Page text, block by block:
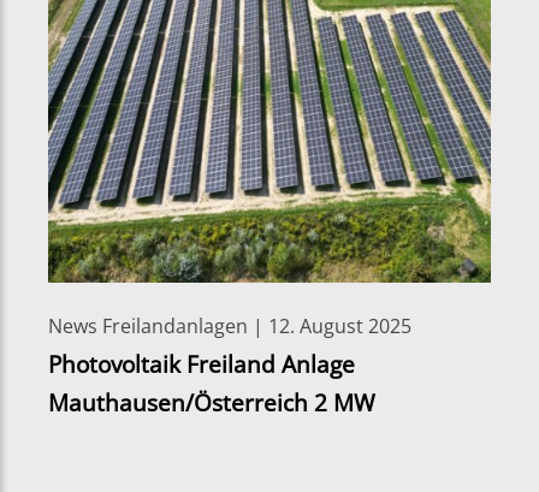
News Freilandanlagen | 12. August 2025
Photovoltaik Freiland Anlage
Mauthausen/Österreich 2 MW